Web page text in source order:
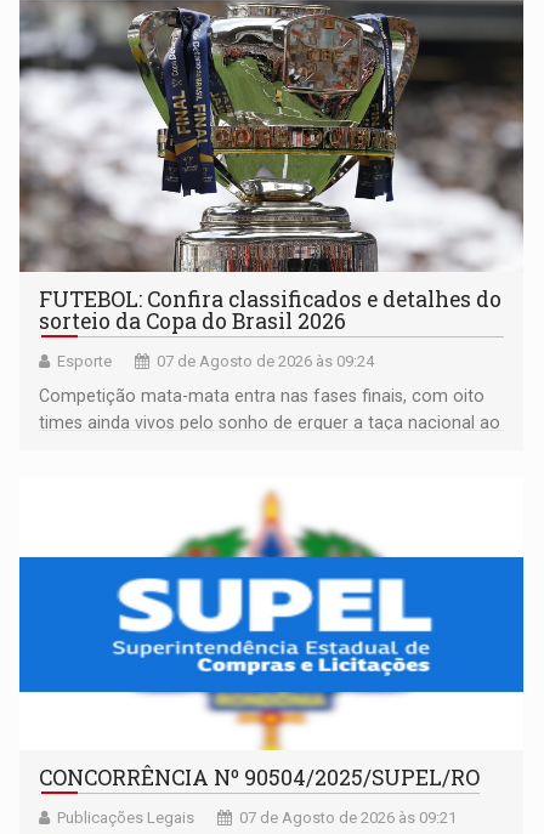
FUTEBOL: Confira classificados e detalhes do
sorteio da Copa do Brasil 2026
Esporte 07 de Agosto de 2026 às 09:24
Competição mata-mata entra nas fases finais, com oito
times ainda vivos pelo sonho de erguer a taça nacional ao
CONCORRÊNCIA Nº 90504/2025/SUPEL/RO
Publicações Legais 07 de Agosto de 2026 às 09:21